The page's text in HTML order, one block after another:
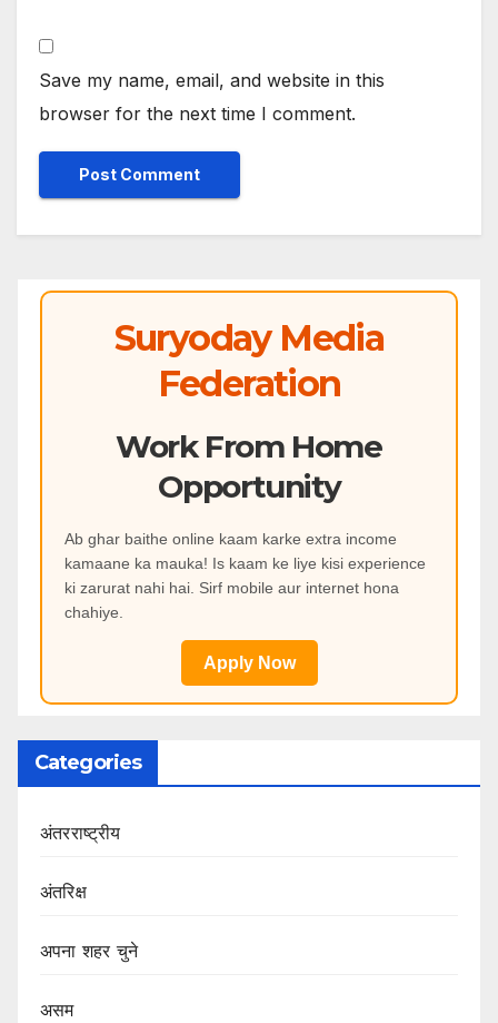
Save my name, email, and website in this
browser for the next time I comment.
Suryoday Media
Federation
Work From Home
Opportunity
Ab ghar baithe online kaam karke extra income
kamaane ka mauka! Is kaam ke liye kisi experience
ki zarurat nahi hai. Sirf mobile aur internet hona
chahiye.
Apply Now
Categories
अंतरराष्ट्रीय
अंतरिक्ष
अपना शहर चुने
असम